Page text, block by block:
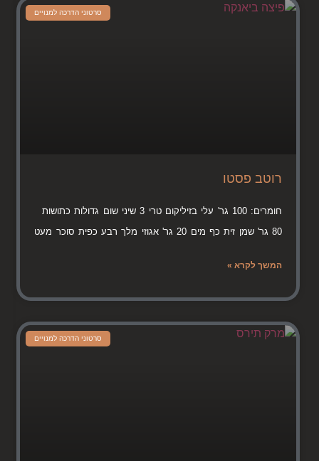
סרטוני הדרכה למנויים
רוטב פסטו
חומרים: 100 גר' עלי בזיליקום טרי 3 שיני שום גדולות כתושות
80 גר' שמן זית כף מים 20 גר' אגוזי מלך רבע כפית סוכר מעט
המשך לקרא »
סרטוני הדרכה למנויים